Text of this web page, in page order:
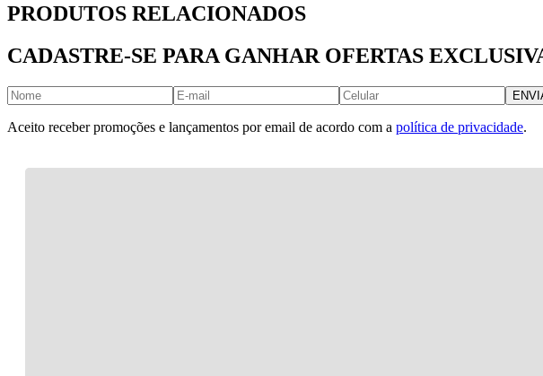
PRODUTOS RELACIONADOS
CADASTRE-SE PARA GANHAR OFERTAS
Aceito receber promoções e lançamentos por email de acordo com a política de privacidade.